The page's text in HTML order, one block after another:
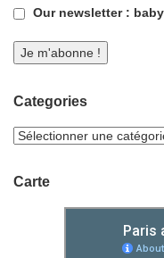
Our newsletter :
Categories
Carte